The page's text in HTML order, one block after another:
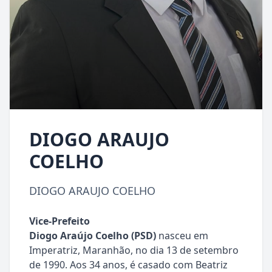
DIOGO ARAUJO
COELHO
DIOGO ARAUJO COELHO
Vice-Prefeito
Diogo Araújo Coelho (PSD) nasceu em
Imperatriz, Maranhão, no dia 13 de setembro
de 1990. Aos 34 anos, é casado com Beatriz